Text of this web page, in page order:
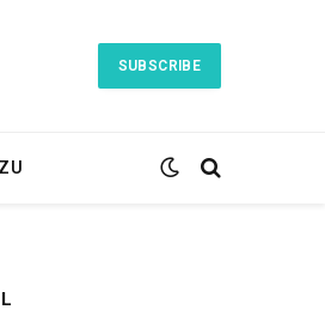
SUBSCRIBE